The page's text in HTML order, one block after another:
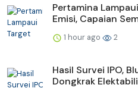
Pertamina
Emisi, Capaian
1 hour ago 2
Hasil Survei IPO,
Dongkrak